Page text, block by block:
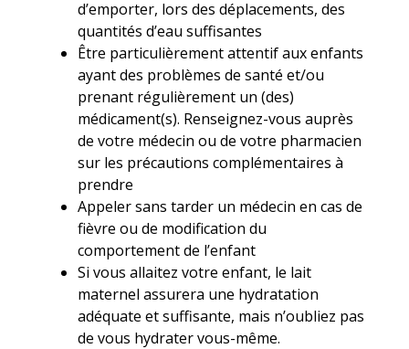
d’emporter, lors des déplacements, des
quantités d’eau suffisantes
Être particulièrement attentif aux enfants
ayant des problèmes de santé et/ou
prenant régulièrement un (des)
médicament(s). Renseignez-vous auprès
de votre médecin ou de votre pharmacien
sur les précautions complémentaires à
prendre
Appeler sans tarder un médecin en cas de
fièvre ou de modification du
comportement de l’enfant
Si vous allaitez votre enfant, le lait
maternel assurera une hydratation
adéquate et suffisante, mais n’oubliez pas
de vous hydrater vous-même.